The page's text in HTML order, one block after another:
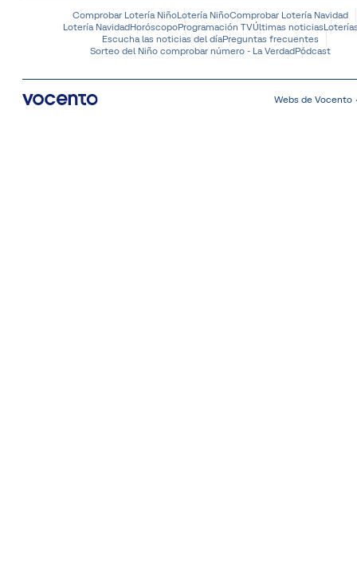
Comprobar Lotería NiñoLotería NiñoComprobar Lotería Navidad
Lotería NavidadHoróscopoProgramación TVÚltimas noticias
Escucha las noticias del díaPreguntas frecuentes
Sorteo del Niño comprobar número - La VerdadPódcast
Webs de Vocento